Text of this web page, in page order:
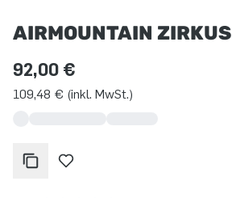
AIRMOUNTAIN ZIRKUS
92,00 €
109,48 € (inkl. MwSt.)